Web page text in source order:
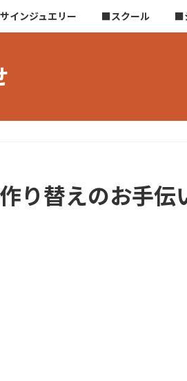
インジュエリー ■スクール ■
り替えのお手伝